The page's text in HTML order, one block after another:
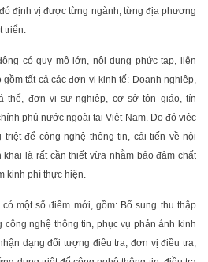
định vị được từng ngành, từng địa phương
có quy mô lớn, nội dung phức tạp, liên
tất cả các đơn vị kinh tế: Doanh nghiệp,
thể, đơn vị sự nghiệp, cơ sở tôn giáo, tín
phủ nước ngoài tại Việt Nam. Do đó việc
để công nghệ thông tin, cải tiến về nội
là rất cần thiết vừa nhằm bảo đảm chất
kinh phí thực hiện.
một số điểm mới, gồm: Bổ sung thu thập
nghệ thông tin, phục vụ phản ánh kinh
dạng đối tượng điều tra, đơn vị điều tra;